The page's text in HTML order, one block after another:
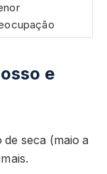
e
seca (maio a